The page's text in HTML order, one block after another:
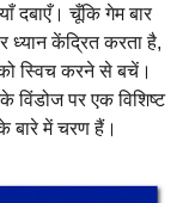
दबाएँ। चूँकि गेम बार
ध्यान केंद्रित करता है,
को स्विच करने से बचें।
विंडोज पर एक विशिष्ट
बारे में चरण हैं।